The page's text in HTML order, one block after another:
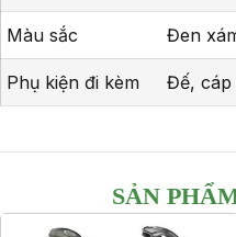
Màu sắc Đen
Phụ kiện đi kèm Đế, cáp
SẢN